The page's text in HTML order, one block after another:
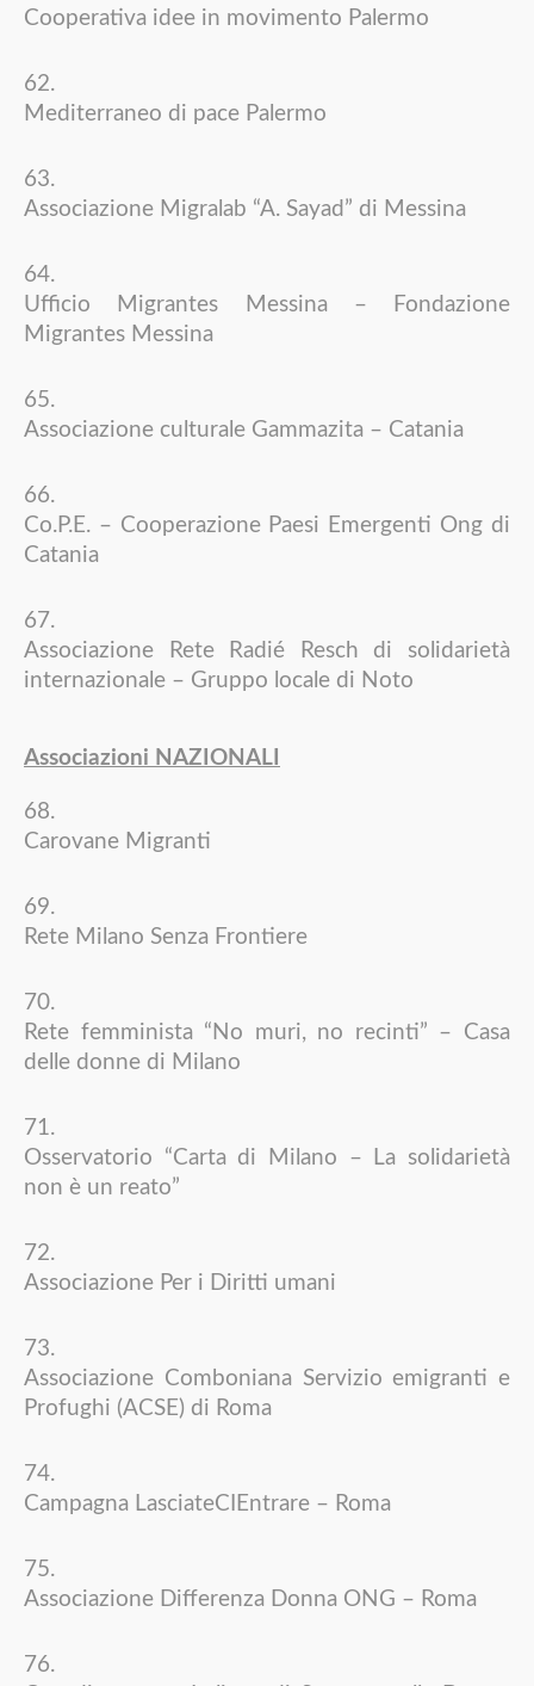
Cooperativa idee in movimento Palermo
Mediterraneo di pace Palermo
Associazione Migralab “A. Sayad” di Messina
Ufficio Migrantes Messina – Fondazione
Migrantes Messina
Associazione culturale Gammazita – Catania
Co.P.E. – Cooperazione Paesi Emergenti Ong di
Catania
Associazione Rete Radié Resch di solidarietà
internazionale – Gruppo locale di Noto
Associazioni NAZIONALI
Carovane Migranti
Rete Milano Senza Frontiere
Rete femminista “No muri, no recinti” – Casa
delle donne di Milano
Osservatorio “Carta di Milano – La solidarietà
non è un reato”
Associazione Per i Diritti umani
Associazione Comboniana Servizio emigranti e
Profughi (ACSE) di Roma
Campagna LasciateCIEntrare – Roma
Associazione Differenza Donna ONG – Roma